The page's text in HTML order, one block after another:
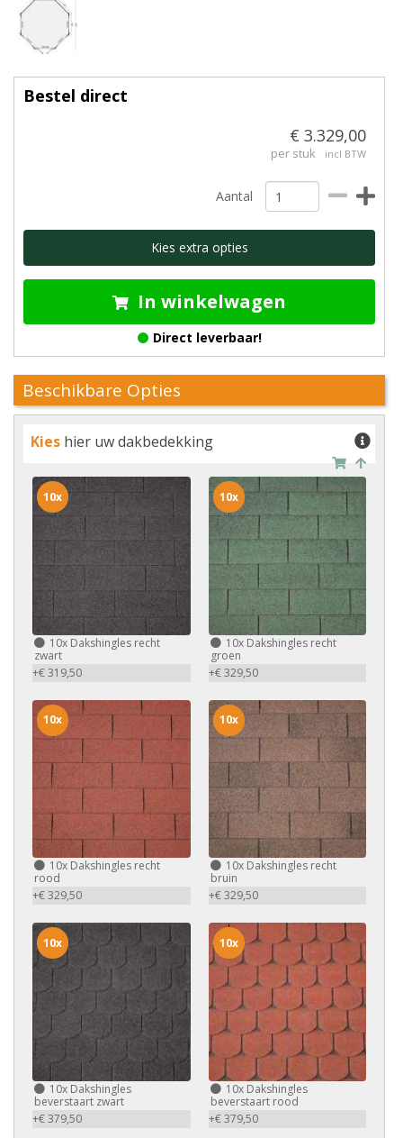
Bestel direct
€ 3.329,00
per stuk incl BTW
Aantal
Kies extra opties
In winkelwagen
Direct leverbaar!
Beschikbare Opties
Kies hier uw dakbedekking
10x Dakshingles recht
zwart
+€ 319,50
10x
10xDakshingles recht
groen
+€ 329,50
10x
10x Dakshingles recht
rood
+€ 329,50
10x
10xDakshingles recht
bruin
+€ 329,50
10x
10x Dakshingles
beverstaart zwart
+€ 379,50
10x
10xDakshingles
beverstaart rood
+€ 379,50
10x